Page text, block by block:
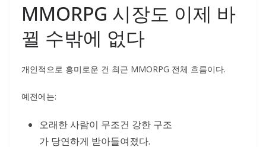
MMORPG 시장도 이제 바
뀔 수밖에 없다
개인적으로 흥미로운 건 최근 MMORPG 전체 흐름이다.
예전에는:
오래한 사람이 무조건 강한 구조
가 당연하게 받아들여졌다.